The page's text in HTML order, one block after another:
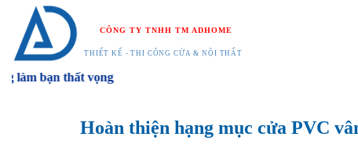
Chuyển
CÔNG TY TNHH TM ADHOME
THIẾT KẾ - THI CÔNG CỬA & NỘI THẤT
thất vọng
Hoàn thiện hạng mục cửa PVC